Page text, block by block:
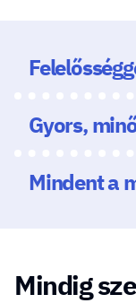
Gyors,
Mindent a
Mindig